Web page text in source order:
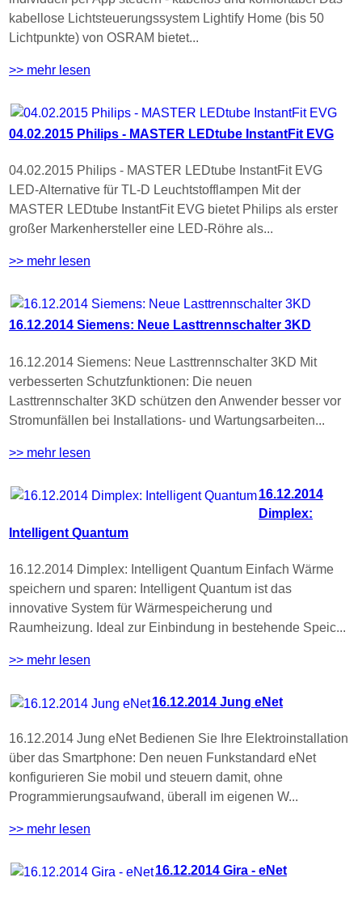
kabellose Lichtsteuerungssystem Lightify Home (bis 50
Lichtpunkte) von OSRAM bietet...
>> mehr lesen
04.02.2015 Philips - MASTER LEDtube InstantFit EVG
04.02.2015 Philips - MASTER LEDtube InstantFit EVG
LED-Alternative für TL-D Leuchtstofflampen Mit der
MASTER LEDtube InstantFit EVG bietet Philips als erster
großer Markenhersteller eine LED-Röhre als...
>> mehr lesen
16.12.2014 Siemens: Neue Lasttrennschalter 3KD
16.12.2014 Siemens: Neue Lasttrennschalter 3KD Mit
verbesserten Schutzfunktionen: Die neuen
Lasttrennschalter 3KD schützen den Anwender besser vor
Stromunfällen bei Installations- und Wartungsarbeiten...
>> mehr lesen
16.12.2014
Dimplex:
Intelligent Quantum
16.12.2014 Dimplex: Intelligent Quantum Einfach Wärme
speichern und sparen: Intelligent Quantum ist das
innovative System für Wärmespeicherung und
Raumheizung. Ideal zur Einbindung in bestehende Speic...
>> mehr lesen
16.12.2014 Jung eNet
16.12.2014 Jung eNet Bedienen Sie Ihre Elektroinstallation
über das Smartphone: Den neuen Funkstandard eNet
konfigurieren Sie mobil und steuern damit, ohne
Programmierungsaufwand, überall im eigenen W...
>> mehr lesen
16.12.2014 Gira - eNet